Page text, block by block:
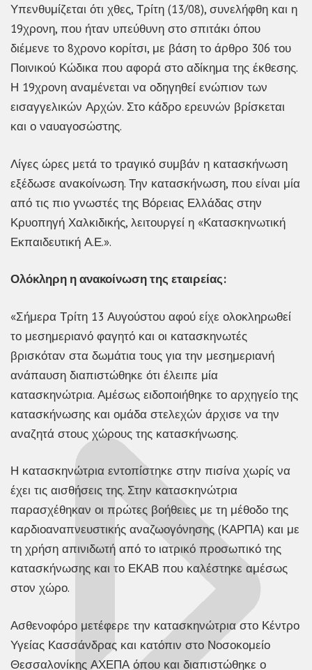
Υπενθυμίζεται ότι χθες, Τρίτη (13/08), συνελήφθη και η
19χρονη, που ήταν υπεύθυνη στο σπιτάκι όπου
διέμενε το 8χρονο κορίτσι, με βάση το άρθρο 306 του
Ποινικού Κώδικα που αφορά στο αδίκημα της έκθεσης.
Η 19χρονη αναμένεται να οδηγηθεί ενώπιον των
εισαγγελικών Αρχών. Στο κάδρο ερευνών βρίσκεται
και ο ναυαγοσώστης.
Λίγες ώρες μετά το τραγικό συμβάν η κατασκήνωση
εξέδωσε ανακοίνωση. Την κατασκήνωση, που είναι μία
από τις πιο γνωστές της Βόρειας Ελλάδας στην
Κρυοπηγή Χαλκιδικής, λειτουργεί η «Κατασκηνωτική
Εκπαιδευτική Α.Ε.».
Ολόκληρη η ανακοίνωση της εταιρείας:
«Σήμερα Τρίτη 13 Αυγούστου αφού είχε ολοκληρωθεί
το μεσημεριανό φαγητό και οι κατασκηνωτές
βρισκόταν στα δωμάτια τους για την μεσημεριανή
ανάπαυση διαπιστώθηκε ότι έλειπε μία
κατασκηνώτρια. Αμέσως ειδοποιήθηκε το αρχηγείο της
κατασκήνωσης και ομάδα στελεχών άρχισε να την
αναζητά στους χώρους της κατασκήνωσης.
Η κατασκηνώτρια εντοπίστηκε στην πισίνα χωρίς να
έχει τις αισθήσεις της. Στην κατασκηνώτρια
παρασχέθηκαν οι πρώτες βοήθειες με τη μέθοδο της
καρδιοαναπνευστικής αναζωογόνησης (ΚΑΡΠΑ) και με
τη χρήση απινιδωτή από το ιατρικό προσωπικό της
κατασκήνωσης και το ΕΚΑΒ που καλέστηκε αμέσως
στον χώρο.
Ασθενοφόρο μετέφερε την κατασκηνώτρια στο Κέντρο
Υγείας Κασσάνδρας και κατόπιν στο Νοσοκομείο
Θεσσαλονίκης ΑΧΕΠΑ όπου και διαπιστώθηκε ο